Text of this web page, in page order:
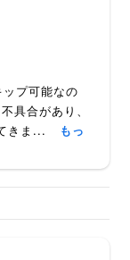
プ可能なの
具合があり、
きま...
もっ